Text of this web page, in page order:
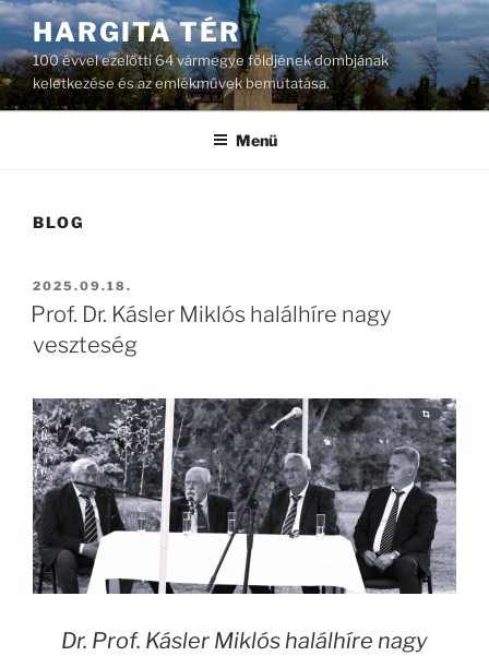
Tartalomhoz
HARGITA TÉR
100 évvel ezelőtti 64 vármegye földjének dombjának
keletkezése és az emlékművek bemutatása.
Menü
BLOG
BEKÜLDVE:
2025.09.18.
Prof. Dr. Kásler Miklós halálhíre nagy
veszteség
Dr. Prof. Kásler Miklós halálhíre nagy